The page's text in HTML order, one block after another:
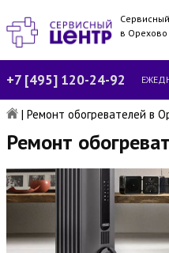
в Орехово
+7 [495] 120-24-92
| Ремонт обогревателей в
Ремонт